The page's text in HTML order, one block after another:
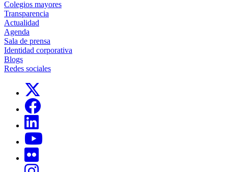
Colegios mayores
Transparencia
Actualidad
Agenda
Sala de prensa
Identidad corporativa
Blogs
Redes sociales
Links, Opens in this window
Links, Opens in this window
Links, Opens in this window
Links, Opens in this window